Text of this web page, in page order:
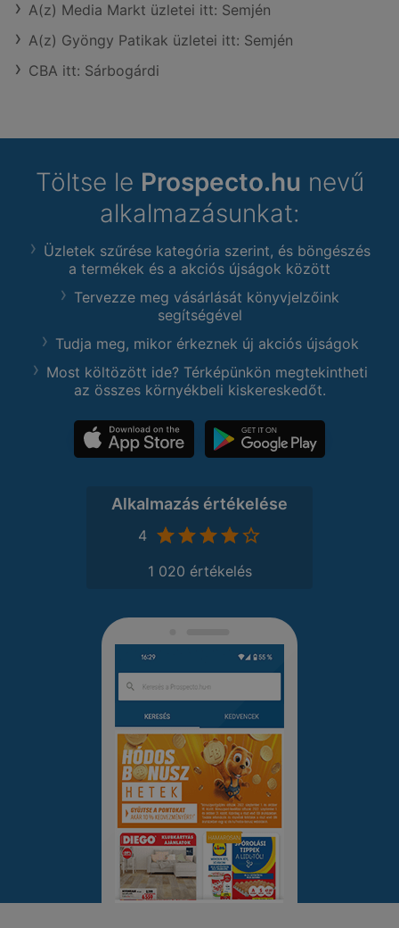
A(z) Media Markt üzletei itt: Semjén
A(z) Gyöngy Patikak üzletei itt: Semjén
CBA itt: Sárbogárdi
Töltse le Prospecto.hu nevű
alkalmazásunkat:
Üzletek szűrése kategória szerint, és böngészés
a termékek és a akciós újságok között
Tervezze meg vásárlását könyvjelzőink
segítségével
Tudja meg, mikor érkeznek új akciós újságok
Most költözött ide? Térképünkön megtekintheti
az összes környékbeli kiskereskedőt.
Alkalmazás értékelése
4
1 020 értékelés